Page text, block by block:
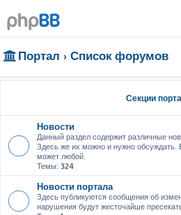
Портал Список форумов
Секции
Новости
Данный раздел содержит различные
Здесь же их можно и нужно обсуждать.
может любой.
Темы: 324
Новости портала
Здесь публикуются сообщения об
нарушения будут жесточайше